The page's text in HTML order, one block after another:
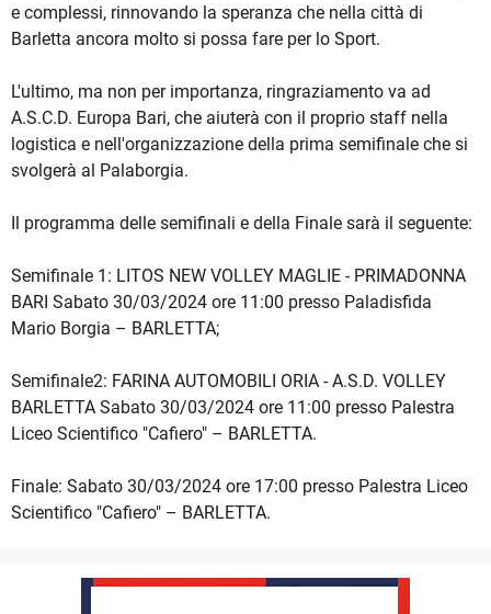
e complessi, rinnovando la speranza che nella città di
Barletta ancora molto si possa fare per lo Sport.
L'ultimo, ma non per importanza, ringraziamento va ad
A.S.C.D. Europa Bari, che aiuterà con il proprio staff nella
logistica e nell'organizzazione della prima semifinale che si
svolgerà al Palaborgia.
Il programma delle semifinali e della Finale sarà il seguente:
Semifinale 1: LITOS NEW VOLLEY MAGLIE - PRIMADONNA
BARI Sabato 30/03/2024 ore 11:00 presso Paladisfida
Mario Borgia – BARLETTA;
Semifinale2: FARINA AUTOMOBILI ORIA - A.S.D. VOLLEY
BARLETTA Sabato 30/03/2024 ore 11:00 presso Palestra
Liceo Scientifico "Cafiero" – BARLETTA.
Finale: Sabato 30/03/2024 ore 17:00 presso Palestra Liceo
Scientifico "Cafiero" – BARLETTA.